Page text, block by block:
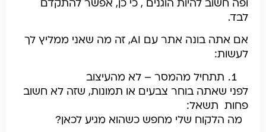
ופה חשוב להיות הוגנים , כי כן, אפשר להתקדם
לבד.
אם אתה בונה אתר עם AI, זה מה שאני ממליץ לך
לעשות:
תתחיל מהמסר – לא מהעיצוב
לפני שאתה בוחר צבעים או תמונות, שזה לא חשוב
פחות תשאל:
מה הלקוח שלי מחפש כשהוא מגיע לכאן?